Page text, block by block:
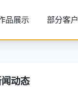
品展示 部分客户
动态